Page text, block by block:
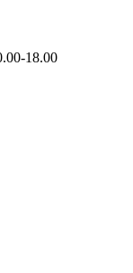
18.00